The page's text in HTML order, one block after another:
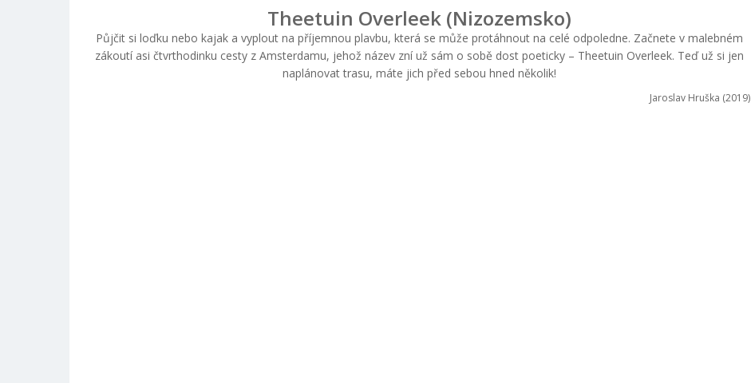
Theetuin Overleek (Nizozemsko)
Půjčit si loďku nebo kajak a vyplout na příjemnou plavbu, která se může protáhnout na celé odpoledne. Začnete v malebném
zákoutí asi čtvrthodinku cesty z Amsterdamu, jehož název zní už sám o sobě dost poeticky – Theetuin Overleek. Teď už si jen
naplánovat trasu, máte jich před sebou hned několik!
Jaroslav Hruška (2019)